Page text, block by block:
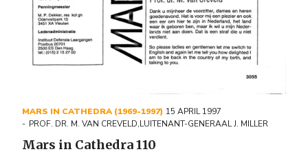
MARS IN CATHEDRA (1969-1997) 15 APRIL 1997
PROF. DR. M. VAN CREVELD,LUITENANT-GENERAAL J. MILLER
Mars in Cathedra 110